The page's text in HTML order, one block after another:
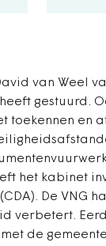
van Weel
gestuurd.
toekennen en
het kabinet
De VNG
verbetert.
de